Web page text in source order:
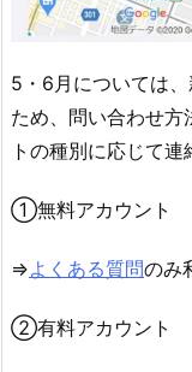
5・6月については
ため、問い合わせ方
トの種別に応じて連
①無料アカウント
⇒よくある質問のみ
②有料アカウント